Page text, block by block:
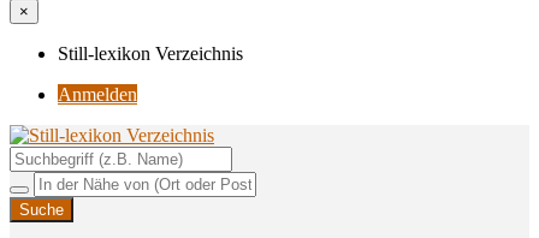
×
Still-lexikon Verzeichnis
Anmelden
Still-lexikon Verzeichnis
Unterstützungsangebote rund ums Stillen